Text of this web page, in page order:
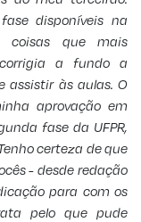
disponíveis na
coisas que mais
a fundo a
assistir às aulas. O
aprovação em
fase da UFPR,
certeza de que
- desde redação
para com os
pelo que pude